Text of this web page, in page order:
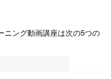
ニング動画講座は次の5つの